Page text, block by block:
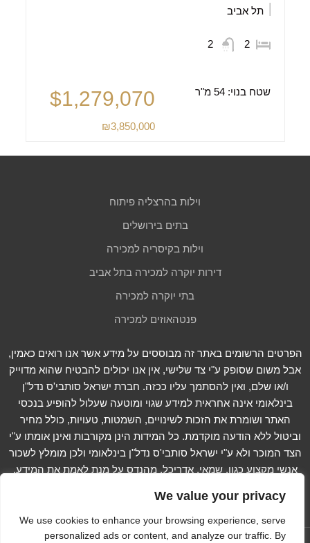
We value your privacy
We use cookies to enhance your browsing experience, serve
personalized ads or content, and analyze our traffic. By
תל אביב
2
2
שטח בנוי:54 מ"ר $1,279,070
₪3,850,000
וילות בהרצליה פיתוח
בתים בירושלים
וילות בקיסריה למכירה
דירות יוקרה למכירה בתל אביב
בתי יוקרה למכירה
פנטהאוזים למכירה
הפרטים הרשומים באתר זה מבוססים על מידע אשר אנו רואים כאמין,
אבל משום שסופק ע"י צד שלישי, אין אנו יכולים להבטיח שהוא מדוייק
ו/או שלם, ואין להסתמך עליו ככזה. חברת ישראל סותבי'ס נדל"ן
בינלאומי אינה אחראית למידע שגוי ומוטעה שעלול להופיע בנכסי
האתר ושומרת את הזכות לשינויים, השמטות, טעויות, כולל מחיר
וביטול ללא הודעה מוקדמת. כל המידות הינן מקורבות ואינן אומתו ע"י
הצד המוכר ולא ע"י ישראל סותבי'ס נדל"ן בינלאומי ולכן מומלץ לשכור
אנשי מקצוע כגון, שמאי, אדריכל, מהנדס על מנת לאמת את המידע.
קרא עוד...